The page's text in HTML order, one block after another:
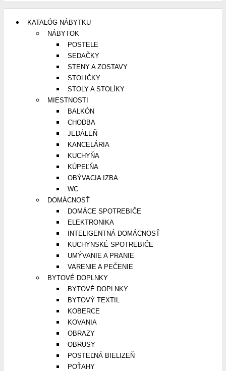
KATALÓG NÁBYTKU
NÁBYTOK
POSTELE
SEDAČKY
STENY A ZOSTAVY
STOLIČKY
STOLY A STOLÍKY
MIESTNOSTI
BALKÓN
CHODBA
JEDÁLEŇ
KANCELÁRIA
KUCHYŇA
KÚPEĽŇA
OBÝVACIA IZBA
WC
DOMÁCNOSŤ
DOMÁCE SPOTREBIČE
ELEKTRONIKA
INTELIGENTNÁ DOMÁCNOSŤ
KUCHYNSKÉ SPOTREBIČE
UMÝVANIE A PRANIE
VARENIE A PEČENIE
BYTOVÉ DOPLNKY
BYTOVÉ DOPLNKY
BYTOVÝ TEXTIL
KOBERCE
KOVANIA
OBRAZY
OBRUSY
POSTEĽNÁ BIELIZEŇ
POŤAHY